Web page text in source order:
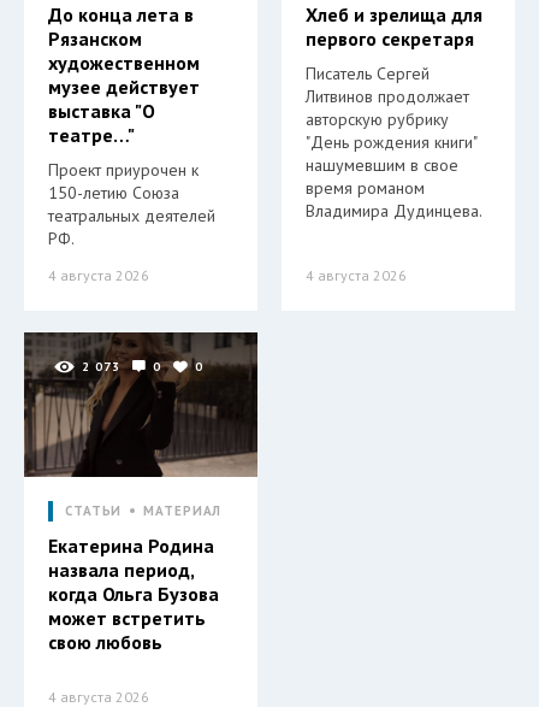
До конца лета в
Рязанском
художественном
музее действует
выставка "О
театре…"
Проект приурочен к
150-летию Союза
театральных деятелей
РФ.
4 августа 2026
Хлеб и зрелища для
первого секретаря
Писатель Сергей
Литвинов продолжает
авторскую рубрику
"День рождения книги"
нашумевшим в свое
время романом
Владимира Дудинцева.
4 августа 2026
2 073 0 0
СТАТЬИ МАТЕРИАЛ
Екатерина Родина
назвала период,
когда Ольга Бузова
может встретить
свою любовь
4 августа 2026